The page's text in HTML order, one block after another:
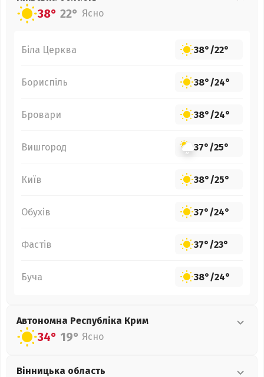
38° 22° Ясно
Біла Церква 38°/22°
Бориспіль 38°/24°
Бровари 38°/24°
Вишгород 37°/25°
Київ 38°/25°
Обухів 37°/24°
Фастів 37°/23°
Буча 38°/24°
Автономна Республіка Крим
34° 19° Ясно
Вінницька область